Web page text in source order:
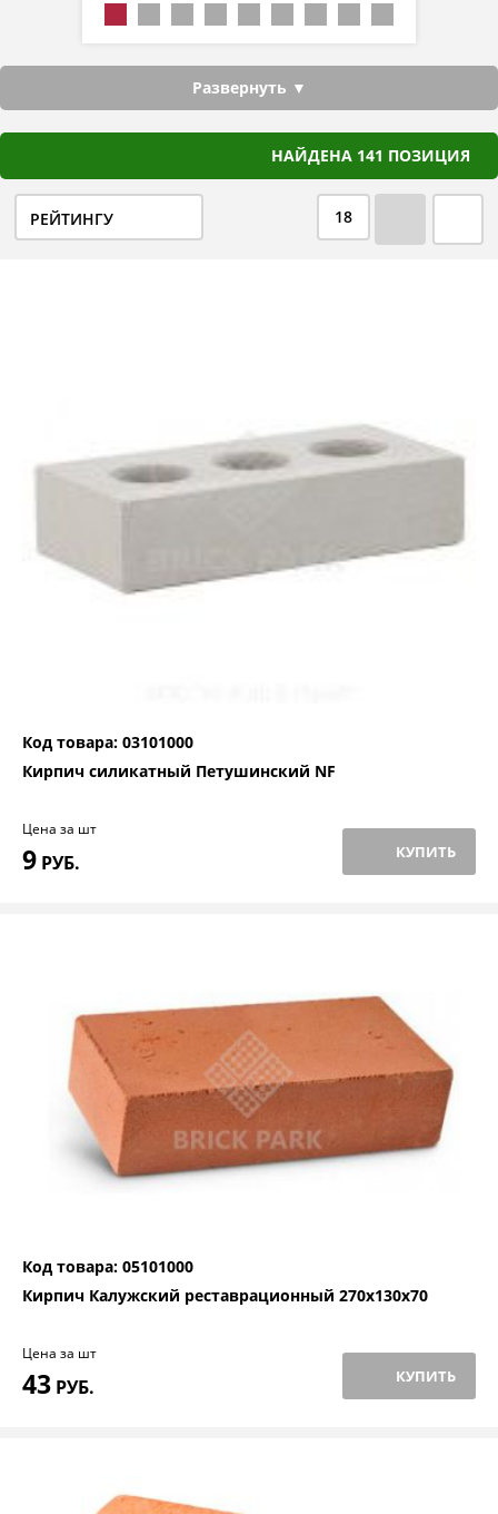
Развернуть ▼
НАЙДЕНА 141 ПОЗИЦИЯ
РЕЙТИНГУ 18
Код товара: 03101000
Кирпич силикатный Петушинский NF
Цена за шт
9 РУБ. КУПИТЬ
Код товара: 05101000
Кирпич Калужский реставрационный 270х130х70
Цена за шт
43 РУБ. КУПИТЬ